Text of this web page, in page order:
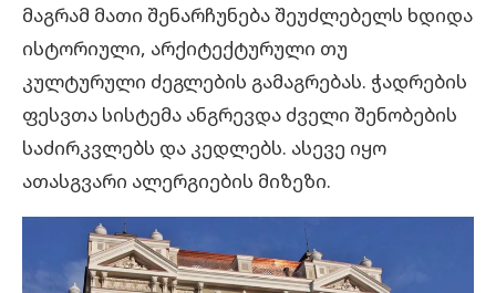
მაგრამ მათი შენარჩუნება შეუძლებელს ხდიდა
ისტორიული, არქიტექტურული თუ
კულტურული ძეგლების გამაგრებას. ჭადრების
ფესვთა სისტემა ანგრევდა ძველი შენობების
საძირკვლებს და კედლებს. ასევე იყო
ათასგვარი ალერგიების მიზეზი.